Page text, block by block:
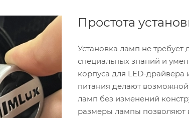
Простота
Установка ламп не требует
специальных знаний и
корпуса для LED-
питания делают
ламп без изменений
размеры лампы позволяют